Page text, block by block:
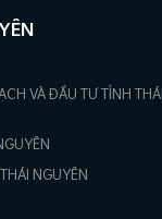
VÀ ĐẦU TƯ TỈNH THÁI
NGUYÊN